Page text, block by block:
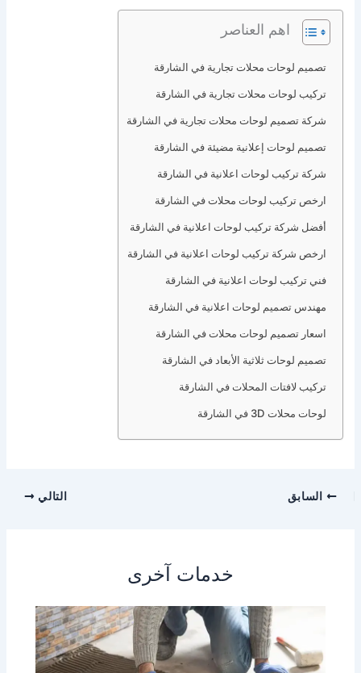
اهم العناصر
تصميم لوحات محلات تجارية في الشارقة
تركيب لوحات محلات تجارية في الشارقة
شركة تصميم لوحات محلات تجارية في الشارقة
تصميم لوحات إعلانية مضيئة في الشارقة
شركة تركيب لوحات اعلانية في الشارقة
ارخص تركيب لوحات محلات في الشارقة
أفضل شركة تركيب لوحات اعلانية في الشارقة
ارخص شركة تركيب لوحات اعلانية في الشارقة
فني تركيب لوحات اعلانية في الشارقة
مهندس تصميم لوحات اعلانية في الشارقة
اسعار تصميم لوحات محلات في الشارقة
تصميم لوحات ثلاثية الأبعاد في الشارقة
تركيب لافتات المحلات في الشارقة
لوحات محلات 3D في الشارقة
السابق التالي
خدمات آخرى